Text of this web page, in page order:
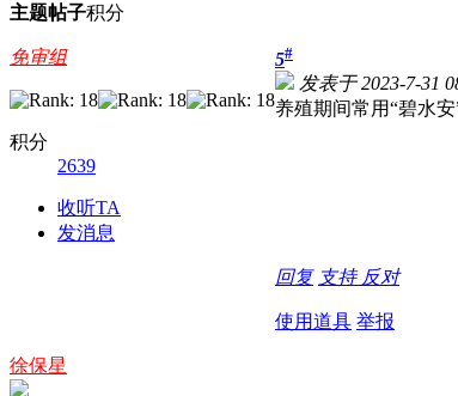
主题帖子积分
免审组
积分
2639
收听TA
发消息
5#
发表于 2023-7-31
养殖期间常用“碧水安
回复 支持 反对
使用道具 举报
徐保星